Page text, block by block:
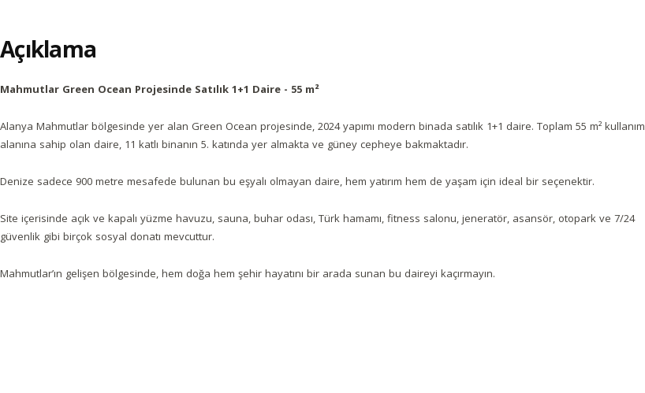
Açıklama
Mahmutlar Green Ocean Projesinde Satılık 1+1 Daire - 55 m²
Alanya Mahmutlar bölgesinde yer alan Green Ocean projesinde, 2024 yapımı modern binada satılık 1+1 daire. Toplam 55 m² kullanım
alanına sahip olan daire, 11 katlı binanın 5. katında yer almakta ve güney cepheye bakmaktadır.
Denize sadece 900 metre mesafede bulunan bu eşyalı olmayan daire, hem yatırım hem de yaşam için ideal bir seçenektir.
Site içerisinde açık ve kapalı yüzme havuzu, sauna, buhar odası, Türk hamamı, fitness salonu, jeneratör, asansör, otopark ve 7/24
güvenlik gibi birçok sosyal donatı mevcuttur.
Mahmutlar’ın gelişen bölgesinde, hem doğa hem şehir hayatını bir arada sunan bu daireyi kaçırmayın.